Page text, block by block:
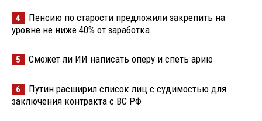
4
Пенсию по старости предложили закрепить на
уровне не ниже 40% от заработка
5 Сможет ли ИИ написать оперу и спеть арию
6
Путин расширил список лиц с судимостью для
заключения контракта с ВС РФ